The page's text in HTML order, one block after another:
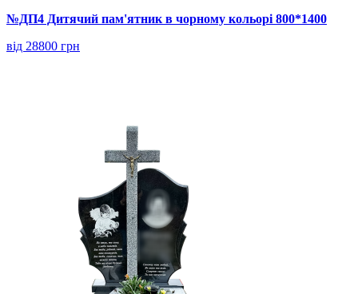
№ДП4 Дитячий пам'ятник в чорному кольорі 800*1400
від 28800 грн